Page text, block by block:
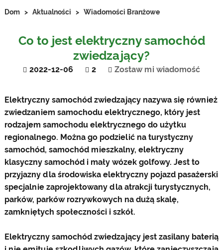
Dom > Aktualności > Wiadomości Branżowe
Co to jest elektryczny samochód
zwiedzający?
2022-12-06 2 Zostaw mi wiadomość
Elektryczny samochód zwiedzający nazywa się również
zwiedzaniem samochodu elektrycznego, który jest
rodzajem samochodu elektrycznego do użytku
regionalnego. Można go podzielić na turystyczny
samochód, samochód mieszkalny, elektryczny
klasyczny samochód i mały wózek golfowy. Jest to
przyjazny dla środowiska elektryczny pojazd pasażerski
specjalnie zaprojektowany dla atrakcji turystycznych,
parków, parków rozrywkowych na dużą skalę,
zamkniętych społeczności i szkół.
Elektryczny samochód zwiedzający jest zasilany baterią